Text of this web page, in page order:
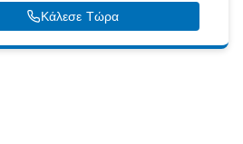
Κάλεσε Τώρα